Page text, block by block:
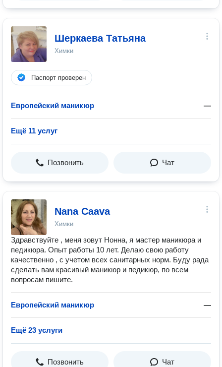
Шеркаева Татьяна
Химки
Паспорт проверен
Европейский маникюр —
Ещё 11 услуг
Позвонить Чат
Nana Caava
Химки
Здравствуйте , меня зовут Нонна, я мастер маникюра и
педикюра. Опыт работы 10 лет. Делаю свою работу
качественно , с учетом всех санитарных норм. Буду рада
сделать вам красивый маникюр и педикюр, по всем
вопросам пишите.
Европейский маникюр —
Ещё 23 услуги
Позвонить Чат